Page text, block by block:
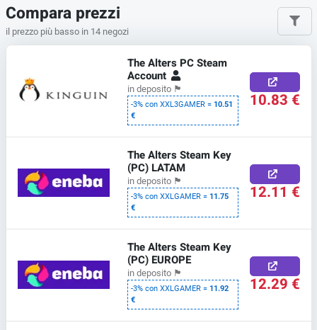
Compara prezzi
il prezzo più basso in 14 negozi
The Alters PC Steam
Account
in deposito 🏴
-3% con XXL3GAMER =10.51
€
10.83 €
The Alters Steam Key
(PC) LATAM
in deposito 🏴
-3% con XXLGAMER =11.75
€
12.11 €
The Alters Steam Key
(PC) EUROPE
in deposito 🏴
-3% con XXLGAMER =11.92
€
12.29 €